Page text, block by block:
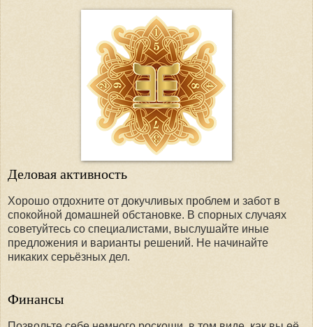
Деловая активность
Хорошо отдохните от докучливых проблем и забот в
спокойной домашней обстановке. В спорных случаях
советуйтесь со специалистами, выслушайте иные
предложения и варианты решений. Не начинайте
никаких серьёзных дел.
Финансы